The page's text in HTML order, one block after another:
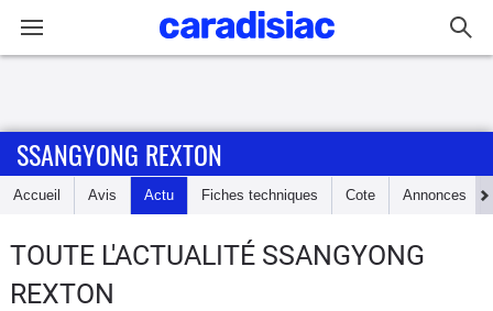
Accueil
Essais
SSANGYONG REXTON
Accueil Avis Actu Fiches techniques Cote Annonces
TOUTE L'ACTUALITÉ SSANGYONG
REXTON